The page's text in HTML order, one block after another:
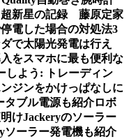
新星の記録 藤原定家
電した場合の対処法3
で太陽光発電は行え
をスマホに最も便利な
しよう: トレーディン
ジンをかけっぱなしに
タブル電源も紹介ロボ
けJackeryのソーラー
ソーラー発電機も紹介